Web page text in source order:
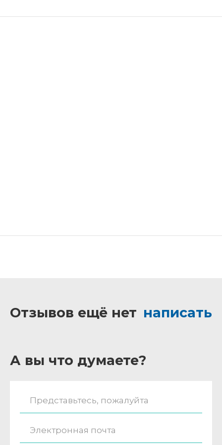
Отзывов ещё нет написать
А вы что думаете?